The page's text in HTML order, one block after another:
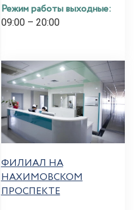
Режим работы выходные:
09:00 – 20:00
ФИЛИАЛ НА
НАХИМОВСКОМ
ПРОСПЕКТЕ